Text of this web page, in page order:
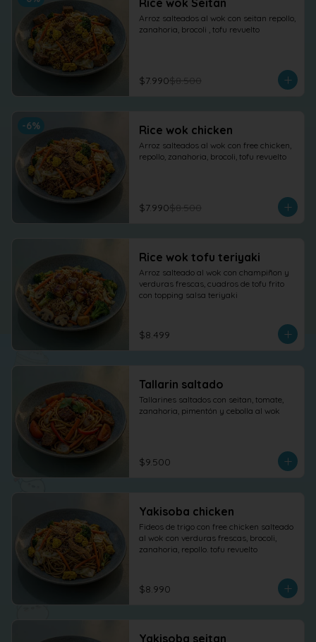
Rice wok Seitan
Arroz salteados al wok con seitan repollo,
zanahoria, brocoli , tofu revuelto
$7.990$8.500
-6% Rice wok chicken
Arroz salteados al wok con free chicken,
repollo, zanahoria, brocoli, tofu revuelto
$7.990$8.500
Rice wok tofu teriyaki
Arroz salteado al wok con champiñon y
verduras frescas, cuadros de tofu frito
con topping salsa teriyaki
$8.499
Tallarin saltado
Tallarines saltados con seitan, tomate,
zanahoria, pimentón y cebolla al wok
$9.500
Yakisoba chicken
Fideos de trigo con free chicken salteado
al wok con verduras frescas, brocoli,
zanahoria, repollo. tofu revuelto
$8.990
Yakisoba seitan